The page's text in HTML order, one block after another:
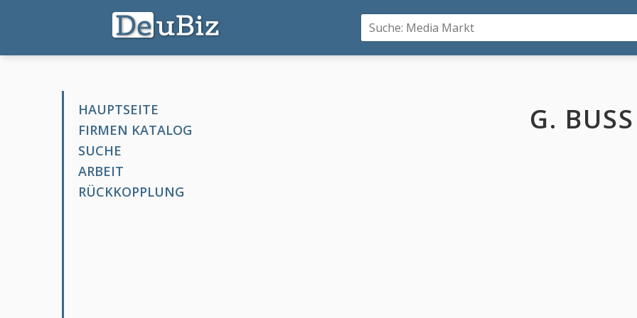
HAUPTSEITE
FIRMEN KATALOG
SUCHE
ARBEIT
RÜCKKOPPLUNG
G. BUSS